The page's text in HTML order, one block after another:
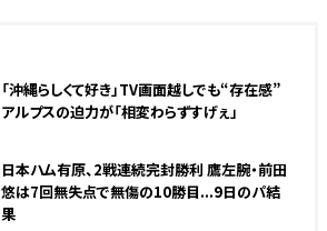
「沖縄らしくて好き」TV画面越しでも“存在感”
アルプスの迫力が「相変わらずすげぇ」
日本ハム有原、2戦連続完封勝利 鷹左腕・前田
悠は7回無失点で無傷の10勝目...9日のパ結
果